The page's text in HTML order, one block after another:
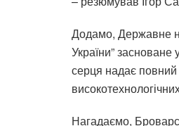
Додамо, Державне
України” засноване
серця надає повний
Нагадаємо,